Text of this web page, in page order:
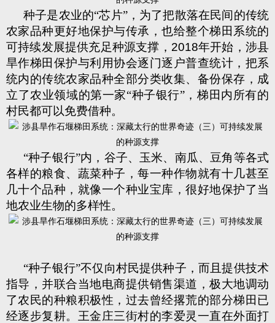
种子是农业的“芯片”，为了把散落在民间的传统
农家品种更好地保护与传承，也给整个梯田系统的
可持续发展提供充足种源支撑， 2018年开始，涉县
旱作梯田保护与利用协会逐门逐户普查统计，把系
统内的传统农家品种全部分类收集、备份保存，成
立了农业领域的第一家“种子银行”，梯田内所有的
村民都可以免费借种。
“种子银行”内，谷子、玉米、南瓜、豆角等各式
各样的粮食、蔬菜种子，每一种作物就有十几甚至
几十个品种，就像一个种业宝库，很好地保护了当
地农业生物的多样性。
“种子银行”不仅向村民提供种子，而且提供技术
指导，并联合当地电商提供销售渠道，极大地调动
了农民的种粮积极性，过去曾经撂荒的部分梯田已
经逐步复耕。王金庄三街村的李爱灵一直在外面打